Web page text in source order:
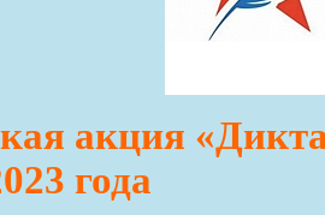
акция
года